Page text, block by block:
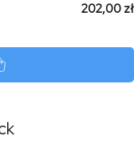
202,00 zł